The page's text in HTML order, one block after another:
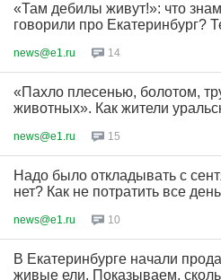
«Там дебилы живут!»: что
говорили про Екатеринбург?
news@e1.ru 14
«Пахло плесенью, болотом,
животных». Как жители
news@e1.ru 15
Надо было откладывать с
нет? Как не потратить все
news@e1.ru 10
В Екатеринбурге начали
живые ели. Показываем,